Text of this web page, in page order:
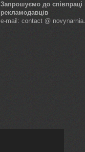
Запрошуємо до співпраці
рекламодавців
e-mail: contact @